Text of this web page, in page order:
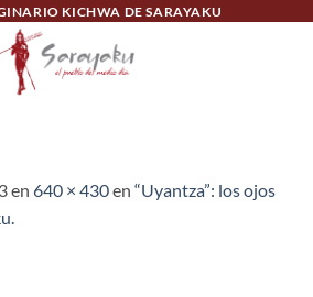
KICHWA DE SARAYAKU
en 640 × 430en “Uyantza”: los ojos